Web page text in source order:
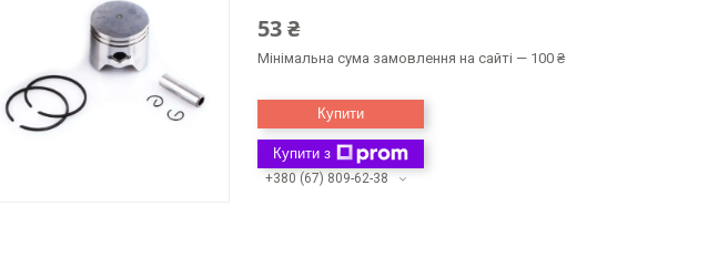
53 ₴
Мінімальна сума замовлення на сайті — 100 ₴
Купити
Купити з
+380 (67) 809-62-38